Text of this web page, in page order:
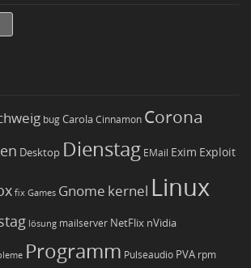
bugCarola Cinnamon Corona
Desktop Dienstag EMail Exim Exploit
fix Games Gnome kernel Linux
lösung mailserver NetFlix nVidia
Programm Pulseaudio PVA rpm